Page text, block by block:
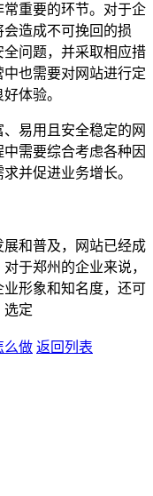
重要的环节。对于企
造成不可挽回的损
问题，并采取相应措
也需要对网站进行定
体验。
易用且安全稳定的网
需要综合考虑各种因
并促进业务增长。
和普及，网站已经成
于郑州的企业来说，
形象和知名度，还可
选定
么做 返回列表